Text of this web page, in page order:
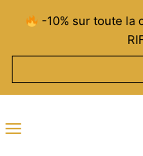
contenu
-10% sur toute la